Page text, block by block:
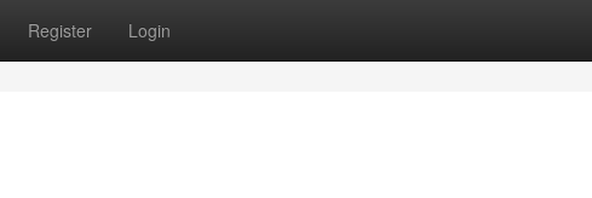
Register Login